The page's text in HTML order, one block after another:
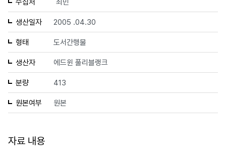
수집처 최민
생산일자 2005 .04.30
형태 도서간행물
생산자 에드윈 풀리블랭크
분량 413
원본여부 원본
자료 내용